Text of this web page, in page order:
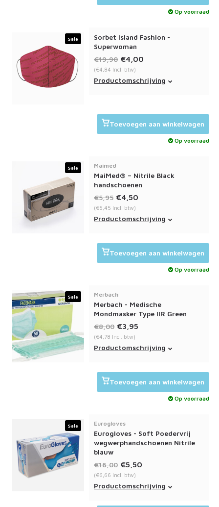
Op voorraad
Sale
Sorbet Island Fashion -
Superwoman
€19,90 €4,00
(€4,84 Incl. btw)
Het Sorbet Island fashion
Productomschrijving
Toevoegen aan winkelwagen
Op voorraad
Sale Maimed
MaiMed® – Nitrile Black
handschoenen
€5,95 €4,50
(€5,45 Incl. btw)
Medische wegwerphandschoenen
Black handschoenen zijn goed
voor eenmalig gebruik. In een doos
zitten 100 ongepoederde
Productomschrijving
Toevoegen aan winkelwagen
Op voorraad
Sale Merbach
Merbach - Medische
Mondmasker Type IIR Green
€8,00 €3,95
(€4,78 Incl. btw)
Merbach - Medische Mondmasker
Productomschrijving
Toevoegen aan winkelwagen
Op voorraad
Sale Eurogloves
Eurogloves - Soft Poedervrij
wegwerphandschoenen Nitrile
blauw
€16,00 €5,50
(€6,66 Incl. btw)
Medische wegwerphandschoenen.
Productomschrijving